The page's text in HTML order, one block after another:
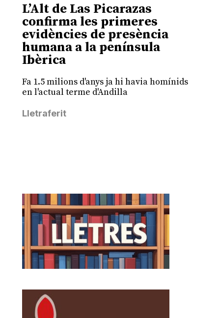
L’Alt de Las Picarazas
confirma les primeres
evidències de presència
humana a la península
Ibèrica
Fa 1.5 milions d'anys ja hi havia homínids
en l'actual terme d'Andilla
Lletraferit